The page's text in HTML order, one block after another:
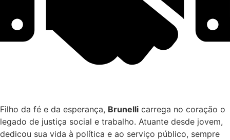
Filho da fé e da esperança, Brunelli carrega no coração o
legado de justiça social e trabalho. Atuante desde jovem,
dedicou sua vida à política e ao serviço público, sempre